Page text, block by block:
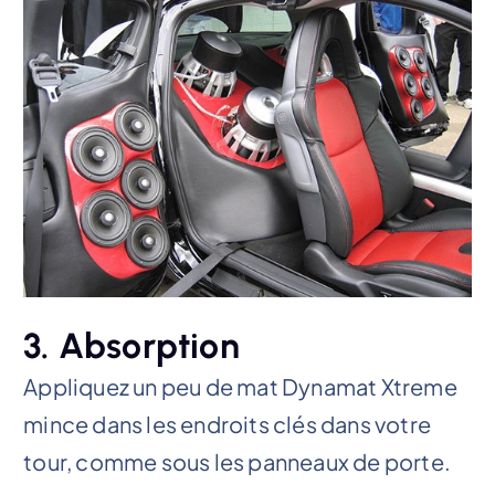
3. Absorption
Appliquez un peu de mat Dynamat Xtreme
mince dans les endroits clés dans votre
tour, comme sous les panneaux de porte.